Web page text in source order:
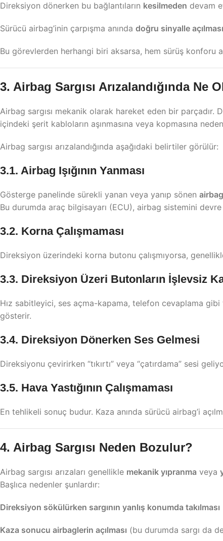
Direksiyon dönerken bu bağlantıların kesilmeden devam
Sürücü airbag’inin çarpışma anında doğru sinyalle
Bu görevlerden herhangi biri aksarsa, hem sürüş konforu
3. Airbag Sargısı Arızalandığında Ne
Airbag sargısı mekanik olarak hareket eden bir parçadır.
içindeki şerit kabloların aşınmasına veya kopmasına
Airbag sargısı arızalandığında aşağıdaki belirtiler görülür:
3.1. Airbag Işığının Yanması
Gösterge panelinde sürekli yanan veya yanıp sönen airbag
Bu durumda araç bilgisayarı (ECU), airbag sistemini devre
3.2. Korna Çalışmaması
Direksiyon üzerindeki korna butonu çalışmıyorsa,
3.3. Direksiyon Üzeri Butonların İşlevsiz
Hız sabitleyici, ses açma-kapama, telefon cevaplama
gösterir.
3.4. Direksiyon Dönerken Ses Gelmesi
Direksiyonu çevirirken “tıkırtı” veya “çatırdama” sesi
3.5. Hava Yastığının Çalışmaması
En tehlikeli sonuç budur. Kaza anında sürücü airbag’i
4. Airbag Sargısı Neden Bozulur?
Airbag sargısı arızaları genellikle mekanik yıpranma veya
Başlıca nedenler şunlardır:
Direksiyon sökülürken sargının yanlış konumda takılması
Kaza sonucu airbaglerin açılması (bu durumda sargı da